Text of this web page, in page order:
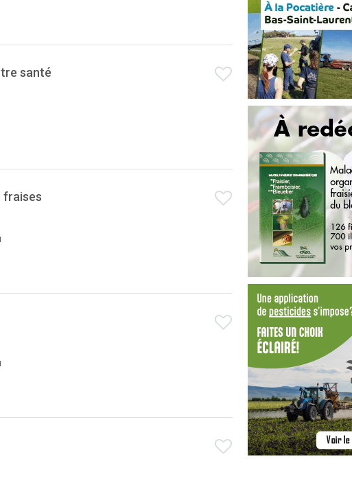
santé
fraises